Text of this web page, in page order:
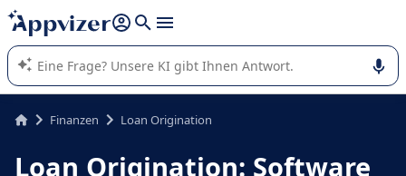
beantworten (mehrere Zeilen mit
Die KI von Appvizer führt Sie bei der Nutzung oder Auswahl
von SaaS-Software in Unternehmen.
Finanzen Loan Origination
Loan Origination: Software